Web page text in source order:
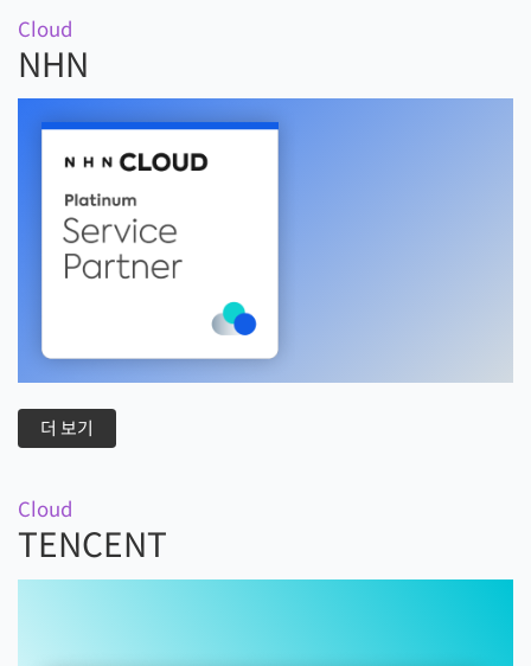
Cloud
NHN
더 보기
Cloud
TENCENT